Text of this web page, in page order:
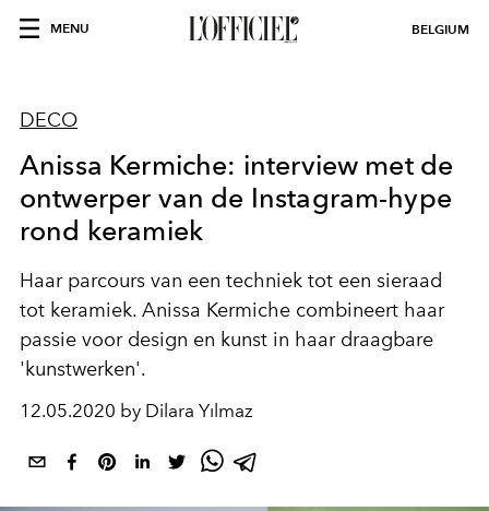
MENU BELGIUM
DECO
Anissa Kermiche: interview met de
ontwerper van de Instagram-hype
rond keramiek
Haar parcours van een techniek tot een sieraad
tot keramiek. Anissa Kermiche combineert haar
passie voor design en kunst in haar draagbare
'kunstwerken'.
12.05.2020 by Dilara Yılmaz